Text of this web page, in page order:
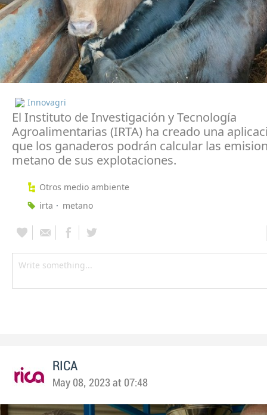
Innovagri
El Instituto de Investigación y Tecnología
Agroalimentarias (IRTA) ha creado una
que los ganaderos podrán calcular las
metano de sus explotaciones.
Otros medio ambiente
irta
metano
RICA
May 08, 2023 at 07:48